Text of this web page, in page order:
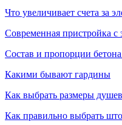
Что увеличивает счета за
Современная пристройка
Состав и пропорции
Какими бывают гардины
Как выбрать размеры
Как правильно выбрать